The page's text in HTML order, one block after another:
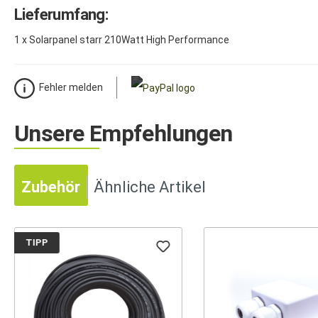
Lieferumfang:
1 x Solarpanel starr 210Watt High Performance
Fehler melden
Unsere Empfehlungen
Zubehör Ähnliche Artikel
TIPP